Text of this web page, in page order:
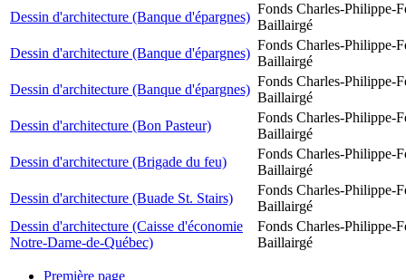
Dessin d'architecture (Banque d'épargnes)
Fonds Charles-Philippe-
Baillairgé
Dessin d'architecture (Banque d'épargnes)
Fonds Charles-Philippe-
Baillairgé
Dessin d'architecture (Banque d'épargnes)
Fonds Charles-Philippe-
Baillairgé
Dessin d'architecture (Bon Pasteur)
Fonds Charles-Philippe-
Baillairgé
Dessin d'architecture (Brigade du feu)
Fonds Charles-Philippe-
Baillairgé
Dessin d'architecture (Buade St. Stairs)
Fonds Charles-Philippe-
Baillairgé
Dessin d'architecture (Caisse d'économie
Notre-Dame-de-Québec)
Fonds Charles-Philippe-
Baillairgé
Première page